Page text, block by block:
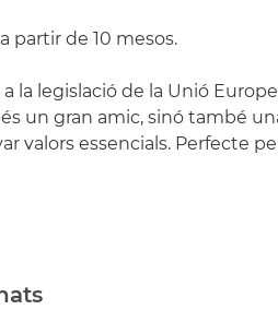
partir de 10 mesos.
la legislació de la Unió
un gran amic, sinó també
valors essencials. Perfecte